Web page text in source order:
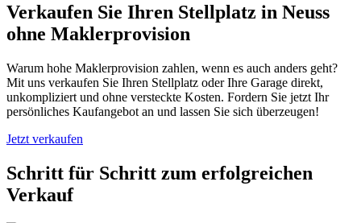
Verkaufen Sie Ihren Stellplatz in Neuss
ohne Maklerprovision
Warum hohe Maklerprovision zahlen, wenn es auch anders geht?
Mit uns verkaufen Sie Ihren Stellplatz oder Ihre Garage direkt,
unkompliziert und ohne versteckte Kosten. Fordern Sie jetzt Ihr
persönliches Kaufangebot an und lassen Sie sich überzeugen!
Jetzt verkaufen
Schritt für Schritt zum erfolgreichen
Verkauf